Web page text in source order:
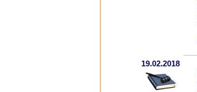
19.02.2018